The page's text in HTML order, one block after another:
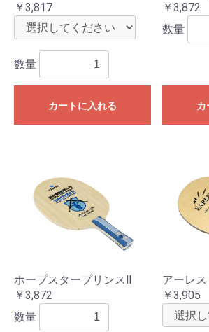
￥3,817
数量
カートに入れる
￥3,872
数量
カ
ホープスタープリンスⅡ
￥3,872
数量
アーレ
￥3,905